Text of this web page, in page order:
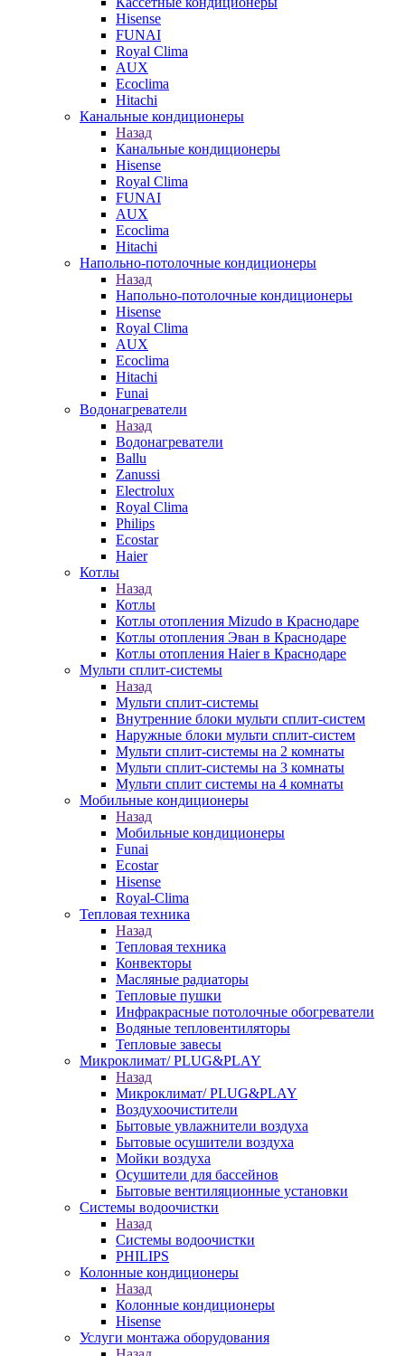
Hisense
FUNAI
Royal Clima
AUX
Ecoclima
Hitachi
Канальные кондиционеры
Назад
Канальные кондиционеры
Hisense
Royal Clima
FUNAI
AUX
Ecoclima
Hitachi
Напольно-потолочные кондиционеры
Назад
Напольно-потолочные кондиционеры
Hisense
Royal Clima
AUX
Ecoclima
Hitachi
Funai
Водонагреватели
Назад
Водонагреватели
Ballu
Zanussi
Electrolux
Royal Clima
Philips
Ecostar
Haier
Котлы
Назад
Котлы
Котлы отопления Mizudo в Краснодаре
Котлы отопления Эван в Краснодаре
Котлы отопления Haier в Краснодаре
Мульти сплит-системы
Назад
Мульти сплит-системы
Внутренние блоки мульти сплит-систем
Наружные блоки мульти сплит-систем
Мульти сплит-системы на 2 комнаты
Мульти сплит-системы на 3 комнаты
Мульти сплит системы на 4 комнаты
Мобильные кондиционеры
Назад
Мобильные кондиционеры
Funai
Ecostar
Hisense
Royal-Clima
Тепловая техника
Назад
Тепловая техника
Конвекторы
Масляные радиаторы
Тепловые пушки
Инфракрасные потолочные обогреватели
Водяные тепловентиляторы
Тепловые завесы
Микроклимат/ PLUG&PLAY
Назад
Микроклимат/ PLUG&PLAY
Воздухоочистители
Бытовые увлажнители воздуха
Бытовые осушители воздуха
Мойки воздуха
Осушители для бассейнов
Бытовые вентиляционные установки
Системы водоочистки
Назад
Системы водоочистки
PHILIPS
Колонные кондиционеры
Назад
Колонные кондиционеры
Hisense
Услуги монтажа оборудования